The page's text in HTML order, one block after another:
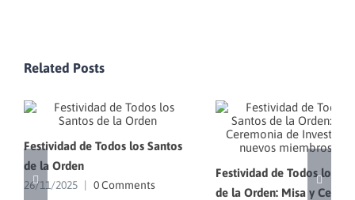
Related Posts
Festividad de Todos los Santos
de la Orden
26/11/2025 | 0 Comments
Festividad de Todos los
de la Orden: Misa y